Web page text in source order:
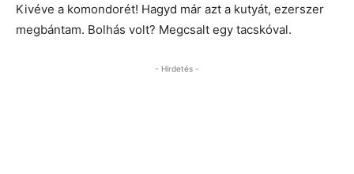
Kivéve a komondorét! Hagyd már azt a kutyát, ezerszer
megbántam. Bolhás volt? Megcsalt egy tacskóval.
- Hirdetés -